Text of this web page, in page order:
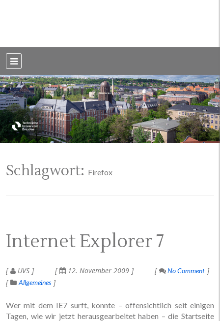
Dresden
Schlagwort: Firefox
Internet Explorer 7
UVS 12. November 2009
No Comment
Allgemeines
Wer mit dem IE7 surft, konnte – offensichtlich seit einigen
Tagen, wie wir jetzt herausgearbeitet haben – die Startseite